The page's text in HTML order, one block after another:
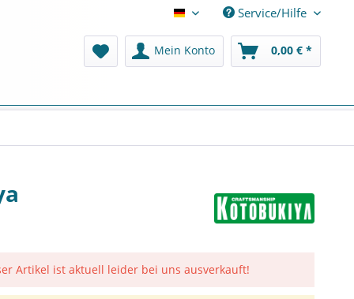
Deutsch Service/Hilfe
Mein Konto 0,00 € *
Artikel ist aktuell leider bei uns ausverkauft!